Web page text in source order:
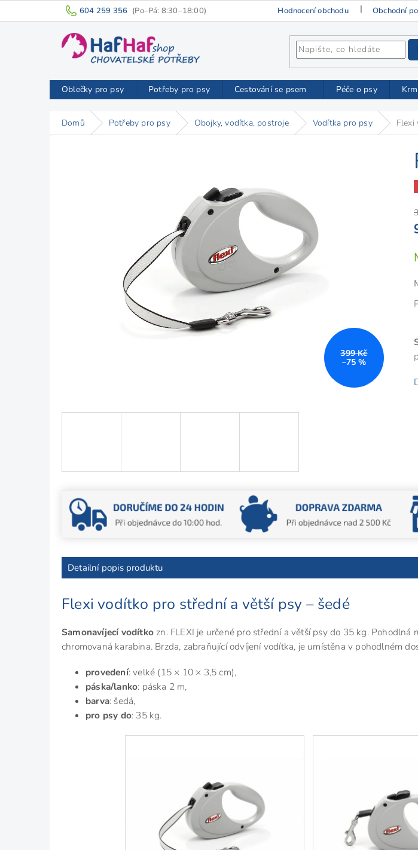
na
604 259 356 Hodnocení obchodu Obchodní
Oblečky pro psy Potřeby pro psy Cestování se psem Péče o psy
Domů Potřeby pro psy Obojky, vodítka, postroje Vodítka pro psy Flexi
399 Kč
–75 %
Detailní popis produktu
Flexi vodítko pro střední a větší psy – šedé
Samonavíjecí vodítko zn. FLEXI je určené pro střední a větší psy do 35 kg. Pohodlná
chromovaná karabina. Brzda, zabraňující odvíjení vodítka, je umístěna v pohodlném
provedení: velké (15 × 10 × 3,5 cm),
páska/lanko: páska 2 m,
barva: šedá,
pro psy do: 35 kg.